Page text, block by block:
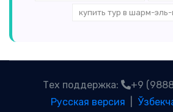
купить тур в шарм-
Тех поддержка:
+9
Русская версия